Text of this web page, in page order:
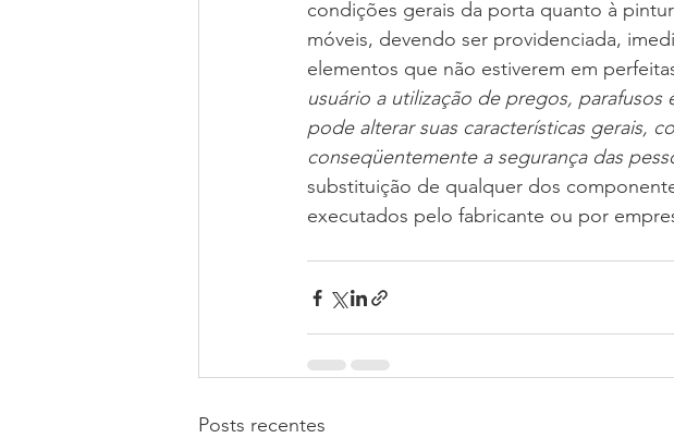
condições gerais da porta quanto à
móveis, devendo ser providenciada,
elementos que não estiverem em
usuário a utilização de pregos,
pode alterar suas características gerais,
conseqüentemente a segurança das
substituição de qualquer dos
executados pelo fabricante ou por
Posts recentes